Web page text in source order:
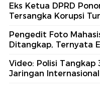
Eks Ketua DPRD
Tersangka Korupsi
Pengedit Foto
Ditangkap, Ternyata
Video: Polisi Tangkap
Jaringan